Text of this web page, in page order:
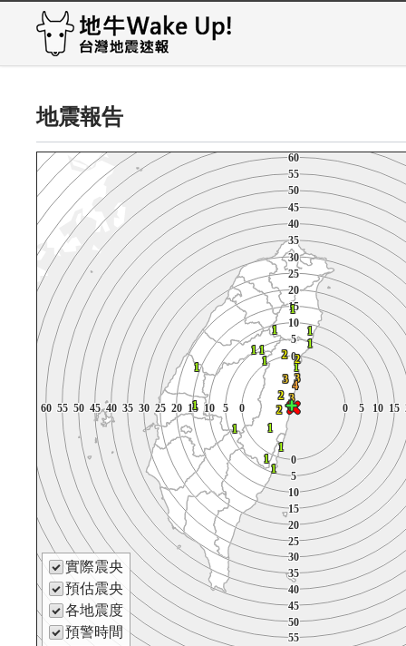
地震報告
0
0
00
0
0
0
0
0
0
0
00
0
0
0
0
0
0
0
0
0
0
0
0
0
0 0
0
0
0
0
0
0
0
0
0
0
0 0
5
5
5
5
5
5
5
5
5
5
5
5
5
5
5
5
5
5
5
5
5
5
5
5
5
5
5 5
5
5
5
5
5
5
5
5
5
5
5 5
10
10
10
10
10
10
10
10
10
10
10
10
10
10
10
10
10
10
10
10
10
10
10
10
10
10
10 10
10
10
10
10
10
10
10
10
10
10
10 10
15
15
15
15
15
15
15
15
15
15
15
15
15
15
15
15
15
15
15
15
15
15
15
15
15
15
15 15
15
15
15
15
15
15
15
15
15
15
15 15
20
20
20
20
20
20
20
20
20
20
20
20
20
20
20
20
20
20
20
20
20
20
20
20
20
20
20
20
20
20
25
25
25
25
25
25
25
25
25
25
25
25
25
25
25
25
25
25
25
25
25
25
25
25
25
25
25
25
25
25
30
30
30
30
30
30
30
30
30
30
30
30
30
30
30
30
30
30
30
30
30
30
30
30
30
30
30
30
30
30
35
35
35
35
35
35
35
35
35
35
35
35
35
35
35
35
35
35
35
35
35
35
35
35
35
35
35
35
35
35
40
40
40
40
40
40
40
40
40
40
40
40
40
40
40
40
40
40
40
40
40
40
40
40
40
40
40
40
40
40
45
45
45
45
45
45
45
45
45
45
45
45
45
45
45
45
45
45
45
45
45
45
45
45
45
45
45
45
45
45
50
50
50
50
50
50
50
50
50
50
50
50
50
50
50
50
50
50
50
50
50
50
50
50
50
50
50
50
50
50
55
55
55
55
55
55
55
55
55
55
55
55
55
55
55
55
55
55
55
55
55
55
55
55
55
55
55
55
55
55
60
60
60
60
60
60
60
60
60
60
60
60
60
60
60
60
60
60
60
60
65
65
65
65
65
65
65
65
65
65
1
1
1
1
1
1
1
1
1
1
111
1
1
1
1
1
1
1
1
1
11
1
1
1
1
1
1
1
1
1
1
1
1
1
1
1
1
11
1
11
1
11
1
1 11
1
1
1
1
1
1
1
1
1
1
1
1
1
1
1
1
1
11
1
1
1
1
1
1
1
1
1
1
1
1
1
1
1
1
1
1
1
1
1
1
1
1
1
1
1
1
1
1
1
1
1
1
1
1
1
1
1
1
11
1
1
1
1
1
1
1
1
1
1
1
1
1
1
1
1
1
1
11
1
1
1
1
1
1
1
1
11
11
1
11
1
1
2
2
2
2
2
2
2
2
2
2 2
2
2
2
2
2
2
2
2
2
2
2
2
2
2
2
2
2
2
2
2
2
2
2
2
2
2
2
2
2
3
3
3
3
3
3
3
3
3
3
3
3
3
3
3
3
3
3
3
3
3
3
3
3
3
3
3
3
3
3
4
4
44
4
4
4
4
4
4
4
4
4
4
4
4
4
4
4
4
實際震央
預估震央
各地震度
預警時間